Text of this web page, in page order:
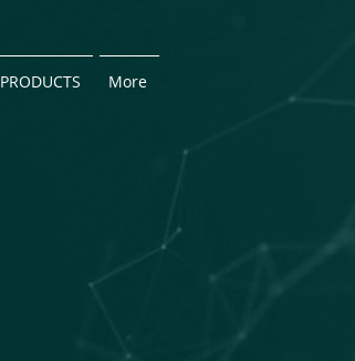
PRODUCTS More